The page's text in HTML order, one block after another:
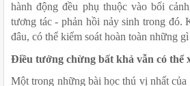
hành động đều phụ thuộc vào bối
tương tác - phản hồi nảy sinh trong đó.
đâu, có thể kiểm soát hoàn toàn những
Điều tưởng chừng bất khả vẫn có thể
Một trong những bài học thú vị nhất của